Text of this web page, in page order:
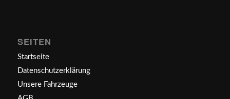
SEITEN
Startseite
Datenschutzerklärung
Unsere Fahrzeuge